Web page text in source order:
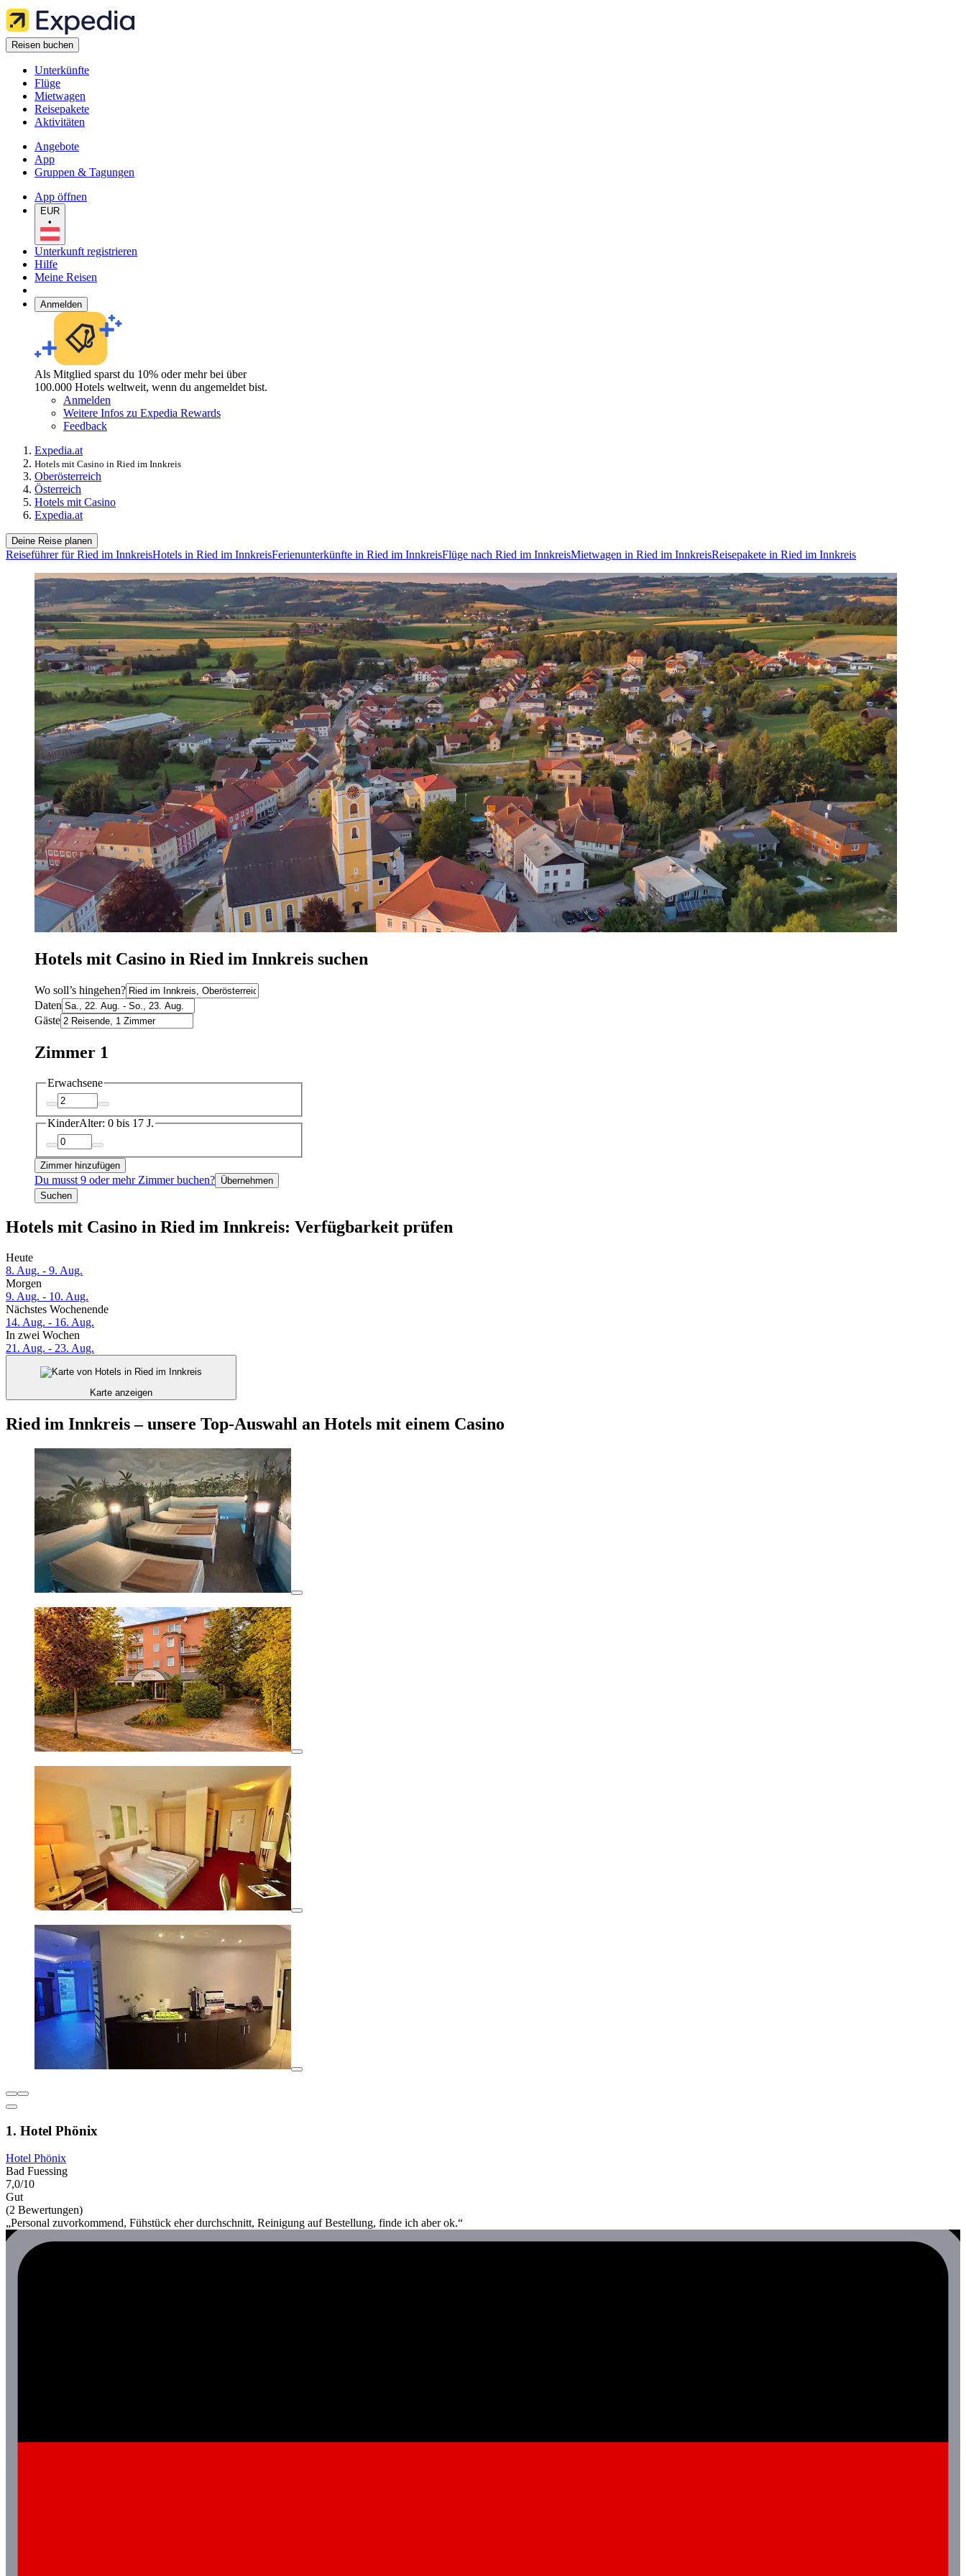
Reisen buchen
Unterkünfte
Flüge
Mietwagen
Reisepakete
Aktivitäten
Angebote
App
Gruppen & Tagungen
App öffnen
EUR
•
Unterkunft registrieren
Hilfe
Meine Reisen
Anmelden
Als Mitglied sparst du 10% oder mehr bei über
100.000 Hotels weltweit, wenn du angemeldet bist.
Anmelden
Weitere Infos zu Expedia Rewards
Feedback
Expedia.at
Hotels mit Casino in Ried im Innkreis
Oberösterreich
Österreich
Hotels mit Casino
Expedia.at
Deine Reise planen
Reiseführer für Ried im InnkreisHotels in Ried im InnkreisFerienunterkünfte in Ried im InnkreisFlüge nach Ried im InnkreisMietwagen in Ried im InnkreisReisepakete in Ried im Innkreis
Hotels mit Casino in Ried im Innkreis suchen
Wo soll’s hingehen?
Daten
Gäste
Zimmer 1
Erwachsene
KinderAlter: 0 bis 17 J.
Zimmer hinzufügen
Du musst 9 oder mehr Zimmer buchen? Übernehmen
Suchen
Hotels mit Casino in Ried im Innkreis: Verfügbarkeit prüfen
Heute
8. Aug. - 9. Aug.
Morgen
9. Aug. - 10. Aug.
Nächstes Wochenende
14. Aug. - 16. Aug.
In zwei Wochen
21. Aug. - 23. Aug.
Karte anzeigen
Ried im Innkreis – unsere Top-Auswahl an Hotels mit einem Casino
1. Hotel Phönix
Hotel Phönix
Bad Fuessing
7,0/10
Gut
(2 Bewertungen)
„Personal zuvorkommend, Fühstück eher durchschnitt, Reinigung auf Bestellung, finde ich aber ok.“